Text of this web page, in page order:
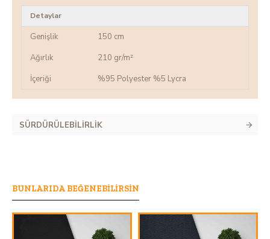
Detaylar
Genişlik
150 cm
Ağırlık
210 gr/m²
İçeriği
%95 Polyester %5 Lycra
SÜRDÜRÜLEBILIRLIK
BUNLARIDA BEĞENEBILIRSIN